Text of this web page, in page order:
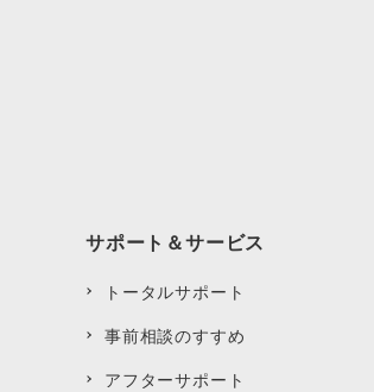
サポート＆サービス
トータルサポート
事前相談のすすめ
アフターサポート